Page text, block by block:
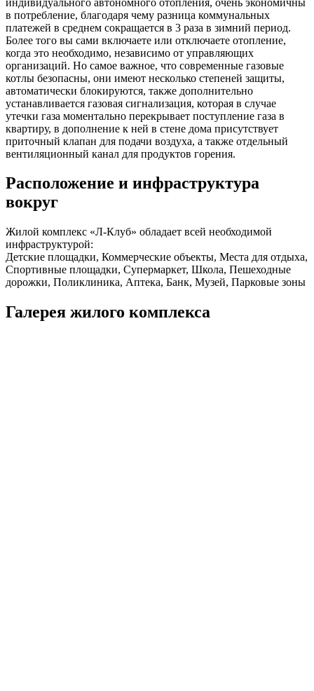
в потребление, благодаря чему разница коммунальных
платежей в среднем сокращается в 3 раза в зимний период.
Более того вы сами включаете или отключаете отопление,
когда это необходимо, независимо от управляющих
организаций. Но самое важное, что современные газовые
котлы безопасны, они имеют несколько степеней защиты,
автоматически блокируются, также дополнительно
устанавливается газовая сигнализация, которая в случае
утечки газа моментально перекрывает поступление газа в
квартиру, в дополнение к ней в стене дома присутствует
приточный клапан для подачи воздуха, а также отдельный
вентиляционный канал для продуктов горения.
Расположение и инфраструктура
вокруг
Жилой комплекс «Л-Клуб» обладает всей необходимой
инфраструктурой:
Детские площадки, Коммерческие объекты, Места для отдыха,
Спортивные площадки, Супермаркет, Школа, Пешеходные
дорожки, Поликлиника, Аптека, Банк, Музей, Парковые зоны
Галерея жилого комплекса